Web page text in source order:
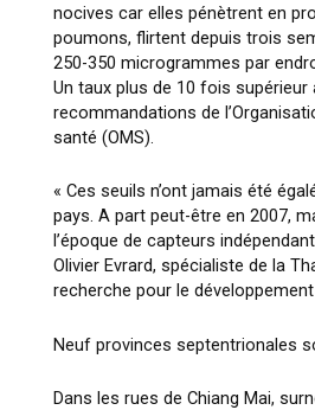
nocives car elles pénètrent en
poumons, flirtent depuis trois
250-350 microgrammes par
Un taux plus de 10 fois supérieur
recommandations de
santé (OMS).
« Ces seuils n’ont jamais été
pays. A part peut-être en 2007,
l’époque de capteurs
Olivier Evrard, spécialiste de la
recherche pour le développement
Neuf provinces septentrionales
Dans les rues de Chiang Mai,